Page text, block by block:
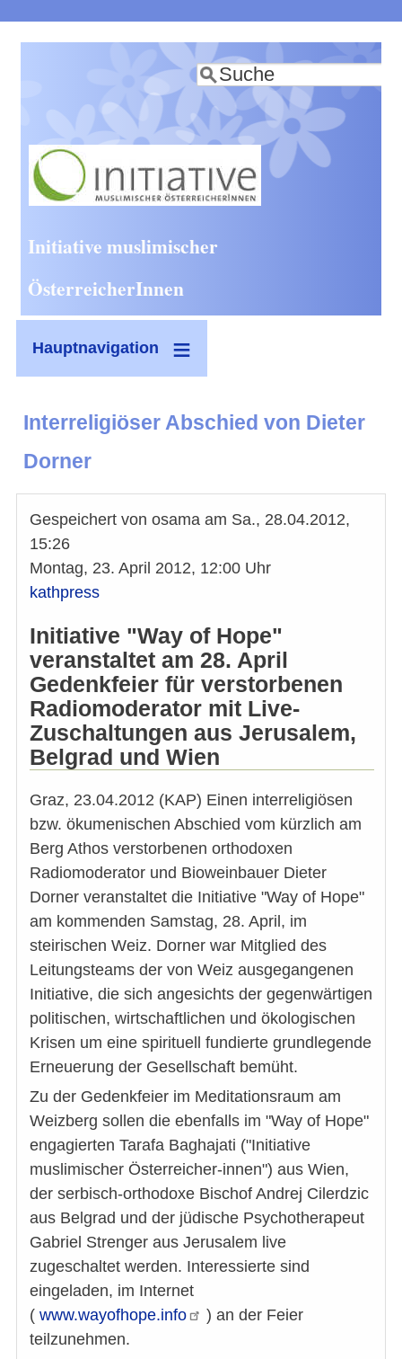
zum
Inhalt
Suche
Initiative muslimischer
ÖsterreicherInnen
Hauptnavigation
Interreligiöser Abschied von Dieter
Dorner
Gespeichert von osama am Sa., 28.04.2012,
15:26
Montag, 23. April 2012, 12:00 Uhr
kathpress
Initiative "Way of Hope"
veranstaltet am 28. April
Gedenkfeier für verstorbenen
Radiomoderator mit Live-
Zuschaltungen aus Jerusalem,
Belgrad und Wien
Graz, 23.04.2012 (KAP) Einen interreligiösen
bzw. ökumenischen Abschied vom kürzlich am
Berg Athos verstorbenen orthodoxen
Radiomoderator und Bioweinbauer Dieter
Dorner veranstaltet die Initiative "Way of Hope"
am kommenden Samstag, 28. April, im
steirischen Weiz. Dorner war Mitglied des
Leitungsteams der von Weiz ausgegangenen
Initiative, die sich angesichts der gegenwärtigen
politischen, wirtschaftlichen und ökologischen
Krisen um eine spirituell fundierte grundlegende
Erneuerung der Gesellschaft bemüht.
Zu der Gedenkfeier im Meditationsraum am
Weizberg sollen die ebenfalls im "Way of Hope"
engagierten Tarafa Baghajati ("Initiative
muslimischer Österreicher-innen") aus Wien,
der serbisch-orthodoxe Bischof Andrej Cilerdzic
aus Belgrad und der jüdische Psychotherapeut
Gabriel Strenger aus Jerusalem live
zugeschaltet werden. Interessierte sind
eingeladen, im Internet
( www.wayofhope.info
) an der Feier
teilzunehmen.